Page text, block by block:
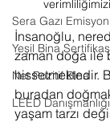
Sera Gazı
Yeşil Bina
Net Pozitif Bina
LEED Danışmanlığı
İnsanoğlu,
zaman doğa ile
hissetmektedir.
buradan
yaşam tarzı